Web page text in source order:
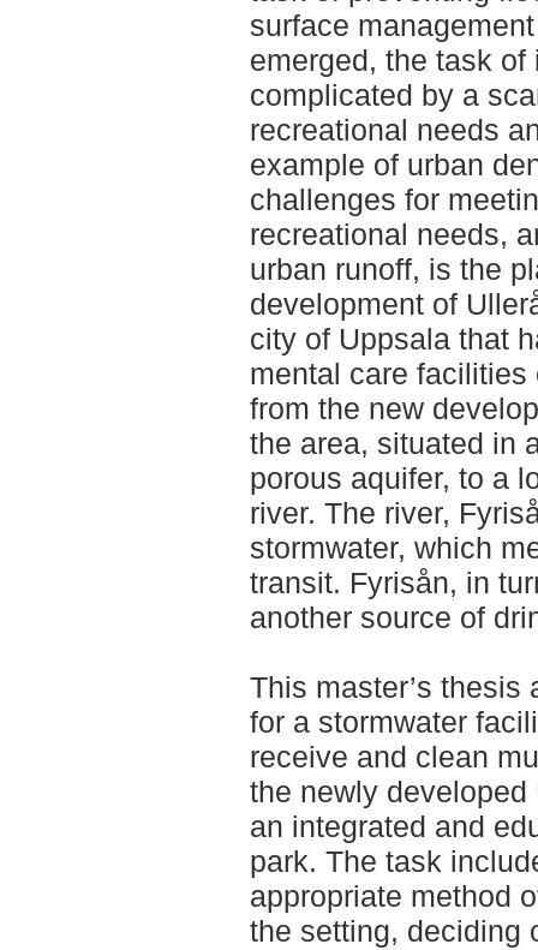
surface
emerged, the task
complicated by a
recreational needs
example of urban
challenges for
recreational needs,
urban runoff, is the
development of
city of Uppsala that
mental care facilities
from the new
the area, situated in
porous aquifer, to a
river. The river,
stormwater, which
transit. Fyrisån, in
another source of
This master’s thesis
for a stormwater
receive and clean
the newly
an integrated and
park. The task
appropriate method
the setting, deciding